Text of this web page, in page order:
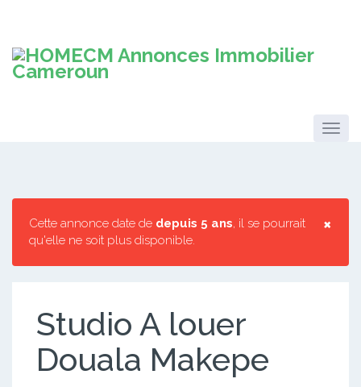
×
Cette annonce date de depuis 5 ans, il se pourrait
qu'elle ne soit plus disponible.
Studio A louer
Douala Makepe